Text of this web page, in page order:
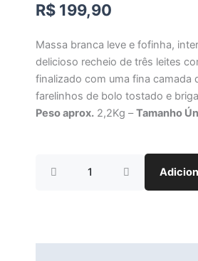
R$ 199,90
Massa branca leve e fofinha,
delicioso recheio de três leites
finalizado com uma fina camada
farelinhos de bolo tostado e
Peso aprox. 2,2Kg –Tamanho
Três
quantidade